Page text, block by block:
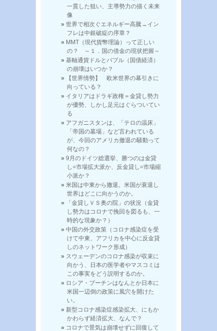
一貫した狙い、主導勢力の描く未来
像
世界で相次ぐエネルギー高騰→イン
フレは中銀破綻の序章？
MMT（現代貨幣理論）って正しい
の？ ～１．国の借金の現状把握～
基軸通貨ドルとバブル（国債経済）
の崩壊はいつか？
【世界情勢】 欧米世界の幕引きに
向っている？
イタリアはドラギ政権＝金貸し勢力
が優勢、しかし足元はぐらついてい
る
アフガニスタンは、「テロの温床」
「帝国の墓場」など言われている
が、今回のアメリカ撤退の騒動って
何なの？
9月のドイツ総選挙、勝つのは金貸
し=市場拡大派か、反金貸し=市場縮
小派か？
米国は中東から撤退。米国が衰退し
世界はどこに向かうのか。
「金貸しＶＳ奥の院」の状況（金貸
し勢力はコロナで挽回を図るも、一
時的な現象か？）
中国の外交政策（コロナ感染症を受
けて中東、アフリカを中心に反金貸
しのネットワーク形成）
スウェーデンのコロナ感染が収束に
向かう、日本の医学者やマスコミは
この事実をどう説明するのか。
ロシア・プーチンはなんとか日本に
米国一辺倒の政策に風穴を開けた
い。
新型コロナ感染症感染拡大、にもか
かわらず経済拡大、なんで？
コロナで景気は崩壊せずに回復して